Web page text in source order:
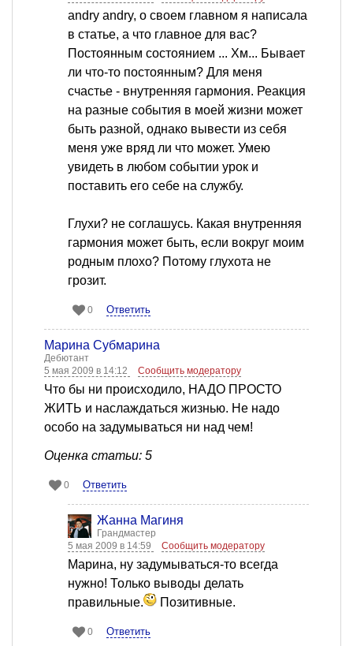
andry andry, о своем главном я написала
в статье, а что главное для вас?
Постоянным состоянием ... Хм... Бывает
ли что-то постоянным? Для меня
счастье - внутренняя гармония. Реакция
на разные события в моей жизни может
быть разной, однако вывести из себя
меня уже вряд ли что может. Умею
увидеть в любом событии урок и
поставить его себе на службу.
Глухи? не соглашусь. Какая внутренняя
гармония может быть, если вокруг моим
родным плохо? Потому глухота не
грозит.
0 Ответить
Марина Субмарина
Дебютант
5 мая 2009 в 14:12
Сообщить модератору
Что бы ни происходило, НАДО ПРОСТО
ЖИТЬ и наслаждаться жизнью. Не надо
особо на задумываться ни над чем!
Оценка статьи: 5
0 Ответить
Жанна Магиня
Грандмастер
5 мая 2009 в 14:59
Сообщить модератору
Марина, ну задумываться-то всегда
нужно! Только выводы делать
правильные.
Позитивные.
0 Ответить